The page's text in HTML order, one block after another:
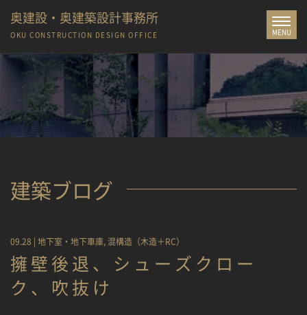
Toggle
MENU
奥建設・奥建築設計事務所
OKU CONSTRUCTION DESIGN OFFICE
建築ブログ
09.28 | 地下室・地下車庫,混構造（木造＋RC）
擁壁後退、シューズクロー
ク、吹抜け